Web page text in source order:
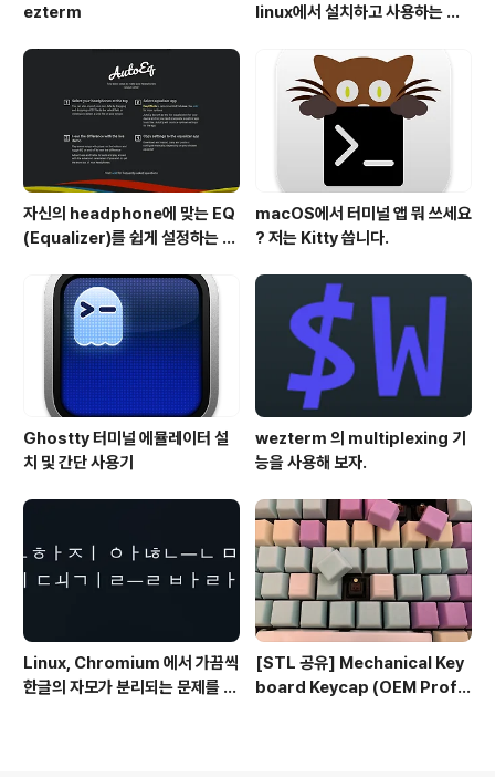
ezterm
linux에서 설치하고 사용하는 방
자신의 headphone에 맞는 EQ
(Equalizer)를 쉽게 설정하는 방
macOS에서 터미널 앱 뭐 쓰세요
? 저는 Kitty 씁니다.
Ghostty 터미널 에뮬레이터 설
치 및 간단 사용기
wezterm 의 multiplexing 기
능을 사용해 보자.
Linux, Chromium 에서 가끔씩
한글의 자모가 분리되는 문제를 해
[STL 공유] Mechanical Key
board Keycap (OEM Profil